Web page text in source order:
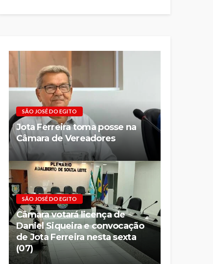
SÃO JOSÉ DO EGITO
Jota Ferreira toma posse na
Câmara de Vereadores
SÃO JOSÉ DO EGITO
Câmara votará licença de
Daniel Siqueira e convocação
de Jota Ferreira nesta sexta
(07)